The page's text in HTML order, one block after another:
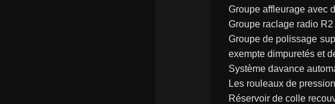
Groupe affleurage avec
Groupe raclage radio
Groupe de polissage
exempte dimpuretés et
Système davance
Les rouleaux de
Réservoir de colle